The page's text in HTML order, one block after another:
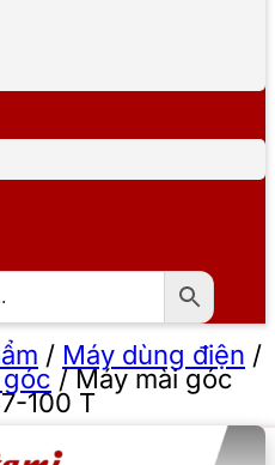
/ Máy dùng điện /
góc /Máy mài góc
100 T